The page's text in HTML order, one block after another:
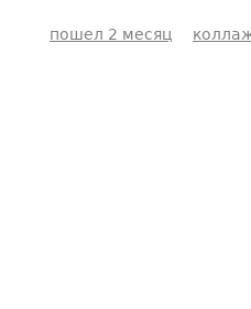
пошел 2 месяц